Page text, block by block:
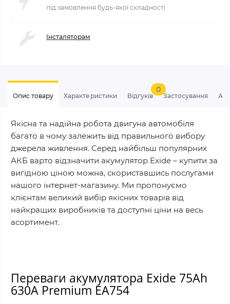
під замовлення будь-якої складності
Інсталяторам
Опис товару Характеристики Відгуків
0
Застосування
Якісна та надійна робота двигуна автомобіля
багато в чому залежить від правильного вибору
джерела живлення. Серед найбільш популярних
АКБ варто відзначити акумулятор Exide – купити за
вигідною ціною можна, скориставшись послугами
нашого інтернет-магазину. Ми пропонуємо
клієнтам великий вибір якісних товарів від
найкращих виробників та доступні ціни на весь
асортимент.
Переваги акумулятора Exide 75Ah
630A Premium EA754